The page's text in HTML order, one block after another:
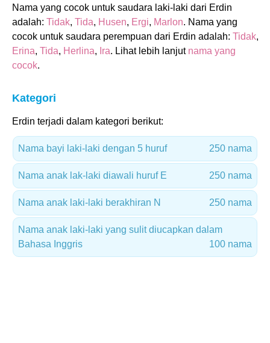
Nama yang cocok untuk saudara laki-laki dari Erdin
adalah: Tidak, Tida, Husen, Ergi, Marlon. Nama yang
cocok untuk saudara perempuan dari Erdin adalah: Tidak,
Erina, Tida, Herlina, Ira. Lihat lebih lanjut nama yang
cocok.
Kategori
Erdin terjadi dalam kategori berikut:
Nama bayi laki-laki dengan 5 huruf 250 nama
Nama anak lak-laki diawali huruf E 250 nama
Nama anak laki-laki berakhiran N 250 nama
Nama anak laki-laki yang sulit diucapkan dalam
Bahasa Inggris
100 nama